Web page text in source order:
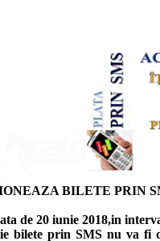
BILETE PRIN
de 20 iunie 2018,in
bilete prin SMS nu va